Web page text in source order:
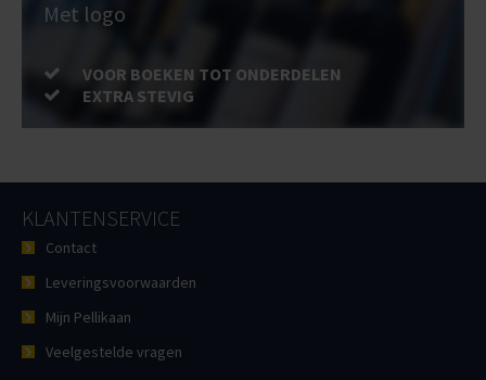
Met logo
VOOR BOEKEN TOT ONDERDELEN
EXTRA STEVIG
KLANTENSERVICE
Contact
Leveringsvoorwaarden
Mijn Pellikaan
Veelgestelde vragen